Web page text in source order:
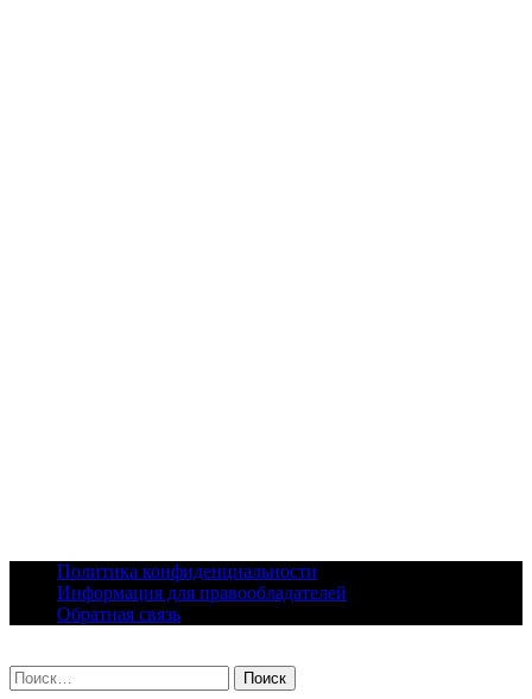
content
Политика конфиденциальности
Информация для правообладателей
Обратная связь
Найти: